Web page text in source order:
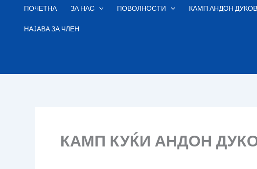
ПОЧЕТНА ЗА НАС ПОВОЛНОСТИ КАМП АНДОН ДУКОВ
НАЈАВА ЗА ЧЛЕН
КАМП КУЌИ АНДОН